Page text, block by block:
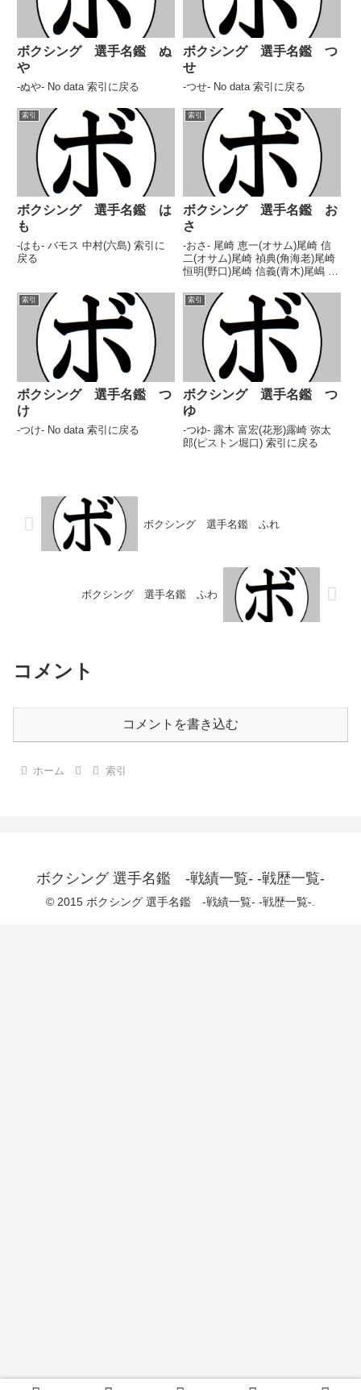
ボクシング 選手名鑑 ぬ
や
-ぬや- No data 索引に戻る
ボクシング 選手名鑑 つ
せ
-つせ- No data 索引に戻る
索引
ボクシング 選手名鑑 は
も
-はも- バモス 中村(六島) 索引に
戻る
索引
ボクシング 選手名鑑 お
さ
-おさ- 尾崎 恵一(オサム)尾崎 信
二(オサム)尾崎 禎典(角海老)尾崎
恒明(野口)尾崎 信義(青木)尾嶋 宏
崎 富士雄(帝拳)尾崎 優日(ワール
ドS)長田 太郎(池田)長内 秀人(沖
縄)小山内 幹(...
索引
ボクシング 選手名鑑 つ
け
-つけ- No data 索引に戻る
索引
ボクシング 選手名鑑 つ
ゆ
-つゆ- 露木 富宏(花形)露崎 弥太
郎(ピストン堀口) 索引に戻る
ボクシング 選手名鑑 ふれ
ボクシング 選手名鑑 ふわ
コメント
コメントを書き込む
ホーム 索引
ボクシング 選手名鑑 -戦績一覧- -戦歴一覧-
© 2015 ボクシング 選手名鑑 -戦績一覧- -戦歴一覧-.